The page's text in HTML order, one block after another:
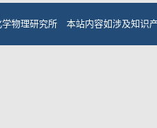
物理研究所 本站内容如涉及知识